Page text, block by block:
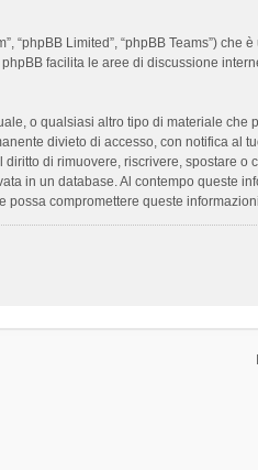
“phpBB Limited”, “phpBB Teams”)
phpBB facilita le aree di discussione
o qualsiasi altro tipo di materiale
divieto di accesso, con notifica al
di rimuovere, riscrivere, spostare
in un database. Al contempo queste
possa compromettere queste